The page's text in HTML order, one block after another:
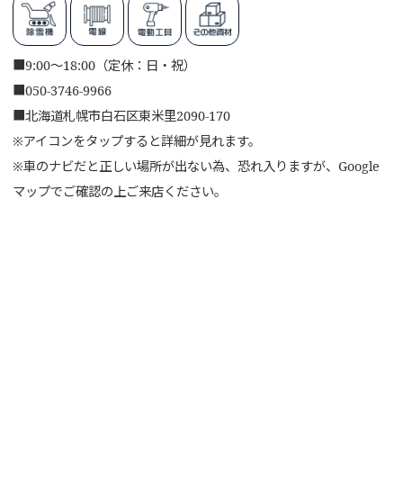
■9:00～18:00（定休：日・祝）
■050-3746-9966
■北海道札幌市白石区東米里2090-170
※アイコンをタップすると詳細が見れます。
※車のナビだと正しい場所が出ない為、恐れ入りますが、Google
マップでご確認の上ご来店ください。